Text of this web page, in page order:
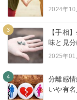
2024年10
3
【手相
味と見
2025年01
4
分離感
いや有